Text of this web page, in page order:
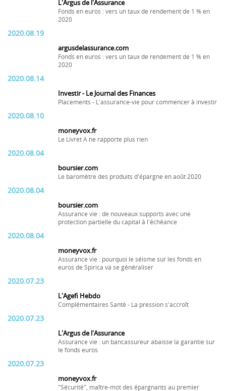
L'Argus de l'Assurance
Fonds en euros : vers un taux de rendement de 1 % en
2020
2020.08.19
argusdelassurance.com
Fonds en euros : vers un taux de rendement de 1 % en
2020
2020.08.14
Investir - Le Journal des Finances
Placements - L'assurance-vie pour commencer à investir
2020.08.10
moneyvox.fr
Le Livret A ne rapporte plus rien
2020.08.04
boursier.com
Le baromètre des produits d'épargne en août 2020
2020.08.04
boursier.com
Assurance vie : de nouveaux supports avec une
protection partielle du capital à l'échéance
2020.08.04
moneyvox.fr
Assurance vie : pourquoi le séisme sur les fonds en
euros de Spirica va se généraliser
2020.07.23
L'Agefi Hebdo
Complémentaires Santé - La pression s'accroît
2020.07.23
L'Argus de l'Assurance
Assurance vie : un bancassureur abaisse la garantie sur
le fonds euros
2020.07.23
moneyvox.fr
"Sécurité", maître-mot des épargnants au premier